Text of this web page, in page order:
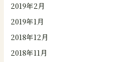
2019年2月
2019年1月
2018年12月
2018年11月